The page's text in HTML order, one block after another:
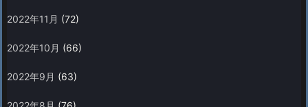
2022年11月 (72)
2022年10月 (66)
2022年9月 (63)